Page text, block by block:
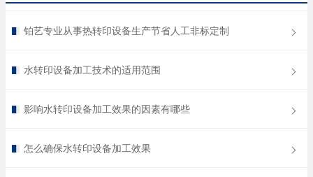
铂艺专业从事热转印设备生产节省人工非标定制
水转印设备加工技术的适用范围
影响水转印设备加工效果的因素有哪些
怎么确保水转印设备加工效果